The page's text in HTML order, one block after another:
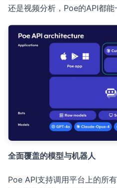
还是视频分析，Poe的API都能
全面覆盖的模型与机器人
Poe API支持调用平台上的所